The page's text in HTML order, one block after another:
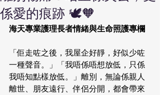
係愛的痕跡 🕊️🧡
海天專業護理長者情緒與生命照護專欄
「佢走咗之後，我屋企好靜，好似少咗
一種聲音。」「我唔係唔想放低，只係
我唔知點樣放低。」離別，無論係親人
離世、朋友遠行、伴侶分開，都會帶來